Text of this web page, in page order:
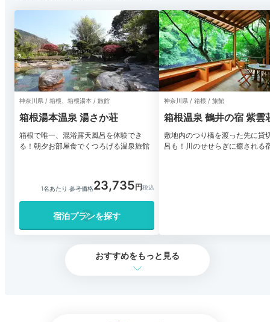
神奈川県 / 箱根、箱根湯本 / 旅館
箱根湯本温泉 湯さか荘
箱根で唯一、混浴露天風呂を体験でき
る！朝夕お部屋食でくつろげる温泉旅館
1名あたり 参考価格23,735
宿泊プランを探す
神奈川県 / 箱根 / 旅館
箱根温泉 鶴井の宿 紫雲
敷地内のつり橋を渡った先に貸
呂も！川のせせらぎに癒される
おすすめをもっと見る